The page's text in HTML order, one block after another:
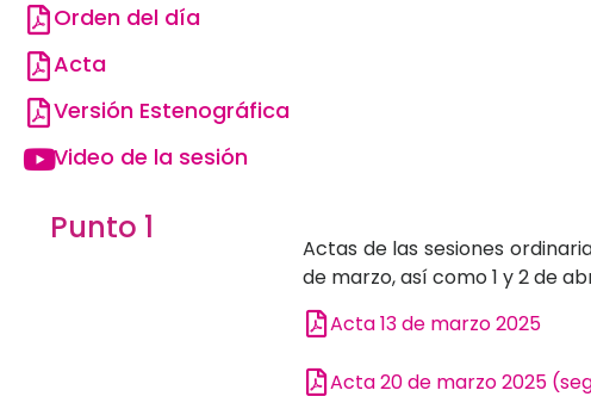
Orden del día
Acta
Versión Estenográfica
Video de la sesión
Punto 1
Actas de las sesiones
de marzo, así como 1 y 2 de
Acta 13 de marzo 2025
Acta 20 de marzo 2025